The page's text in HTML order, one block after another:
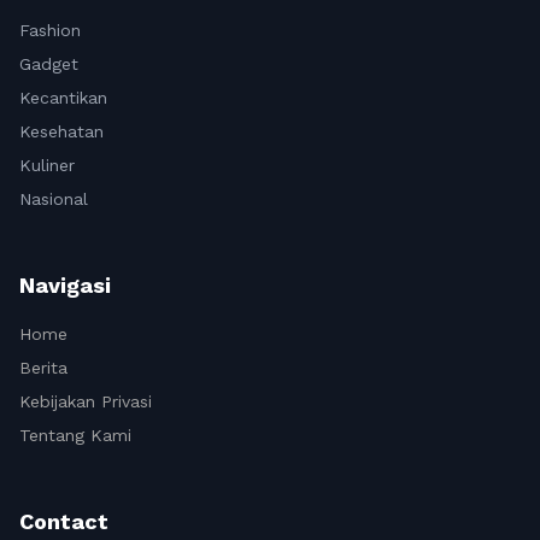
Fashion
Gadget
Kecantikan
Kesehatan
Kuliner
Nasional
Navigasi
Home
Berita
Kebijakan Privasi
Tentang Kami
Contact